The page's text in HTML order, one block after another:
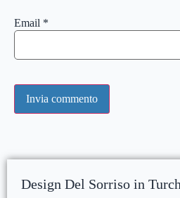
Email *
Design Del Sorriso in